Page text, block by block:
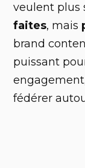
veulent plus
faites, mais
brand
puissant
fédérer